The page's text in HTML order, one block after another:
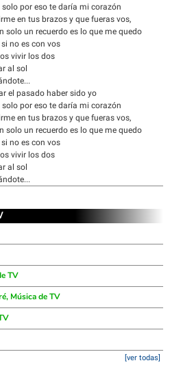
por eso te daría mi corazón
en tus brazos y que fueras vos,
solo un recuerdo es lo que me quedo
no es con vos
vivir los dos
al sol
el pasado haber sido yo
por eso te daría mi corazón
en tus brazos y que fueras vos,
solo un recuerdo es lo que me quedo
no es con vos
vivir los dos
al sol
TV
Música de TV
[ver todas]